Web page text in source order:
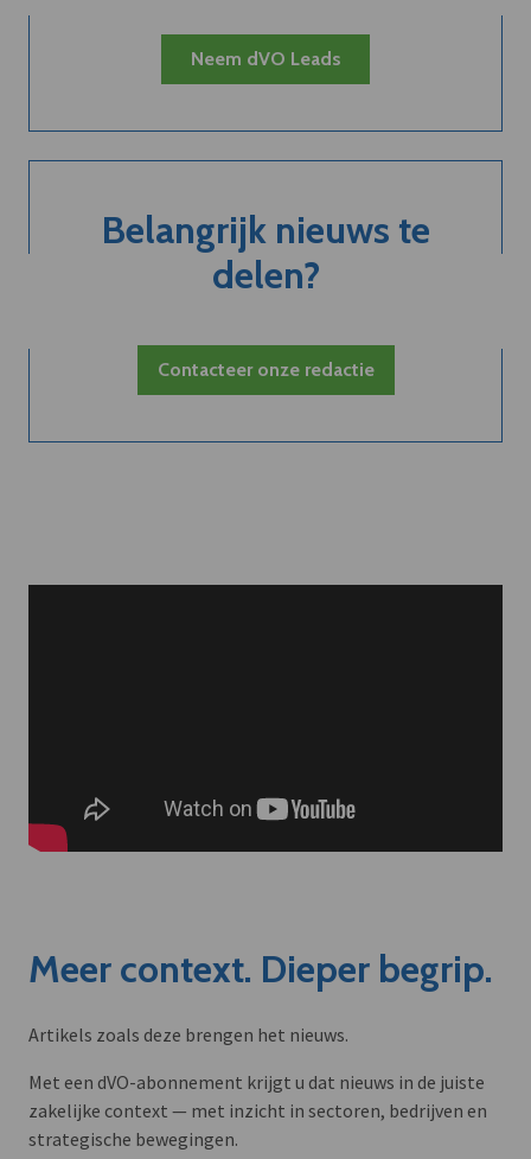
Neem dVO Leads
Belangrijk nieuws te
delen?
Contacteer onze redactie
Meer context. Dieper begrip.
Artikels zoals deze brengen het nieuws.
Met een dVO-abonnement krijgt u dat nieuws in de juiste
zakelijke context — met inzicht in sectoren, bedrijven en
strategische bewegingen.